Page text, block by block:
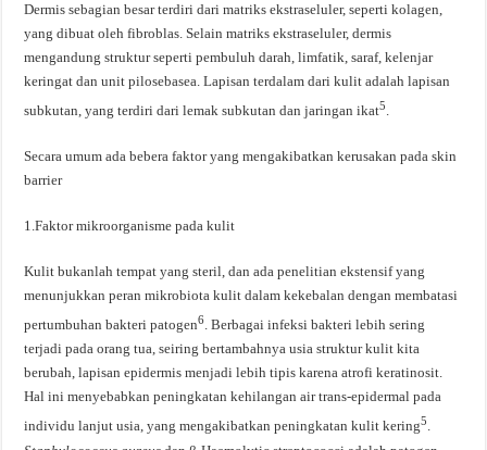
Dermis sebagian besar terdiri dari matriks ekstraseluler, seperti kolagen,
yang dibuat oleh fibroblas. Selain matriks ekstraseluler, dermis
mengandung struktur seperti pembuluh darah, limfatik, saraf, kelenjar
keringat dan unit pilosebasea. Lapisan terdalam dari kulit adalah lapisan
subkutan, yang terdiri dari lemak subkutan dan jaringan ikat5.
Secara umum ada bebera faktor yang mengakibatkan kerusakan pada skin
barrier
1.Faktor mikroorganisme pada kulit
Kulit bukanlah tempat yang steril, dan ada penelitian ekstensif yang
menunjukkan peran mikrobiota kulit dalam kekebalan dengan membatasi
pertumbuhan bakteri patogen6. Berbagai infeksi bakteri lebih sering
terjadi pada orang tua, seiring bertambahnya usia struktur kulit kita
berubah, lapisan epidermis menjadi lebih tipis karena atrofi keratinosit.
Hal ini menyebabkan peningkatan kehilangan air trans-epidermal pada
individu lanjut usia, yang mengakibatkan peningkatan kulit kering5.